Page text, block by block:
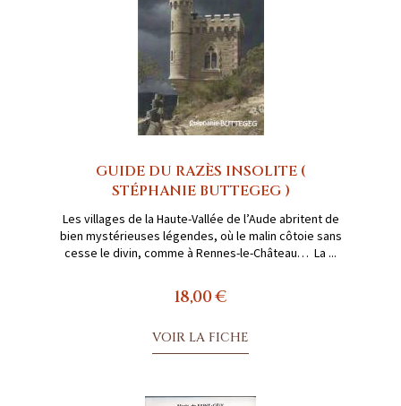
GUIDE DU RAZÈS INSOLITE (
STÉPHANIE BUTTEGEG )
Les villages de la Haute-Vallée de l’Aude abritent de
bien mystérieuses légendes, où le malin côtoie sans
cesse le divin, comme à Rennes-le-Château… La ...
18,00 €
VOIR LA FICHE